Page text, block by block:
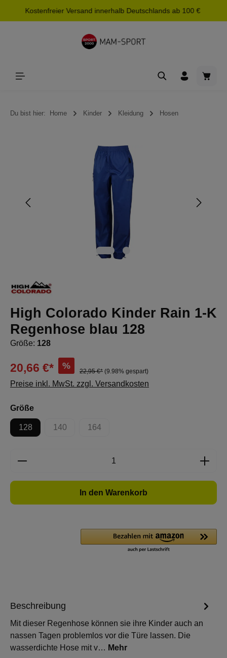
springen
Kostenfreier Versand innerhalb Deutschlands ab 100 €
Du bist hier: Home Kinder Kleidung Hosen
Bildergalerie überspringen
High Colorado Kinder Rain 1-K
Regenhose blau 128
Größe: 128
20,66 €* %
22,95 €* (9.98% gespart)
Preise inkl. MwSt. zzgl. Versandkosten
Größeauswählen
128 140
(Diese Option ist zurzeit nicht verfügbar.)
164
(Diese Option ist zurzeit nicht verfügbar.)
Produkt Anzahl: Gib den gewünschten
In den Warenkorb
Beschreibung
Mit dieser Regenhose können sie ihre Kinder auch an
nassen Tagen problemlos vor die Türe lassen. Die
wasserdichte Hose mit v… Mehr